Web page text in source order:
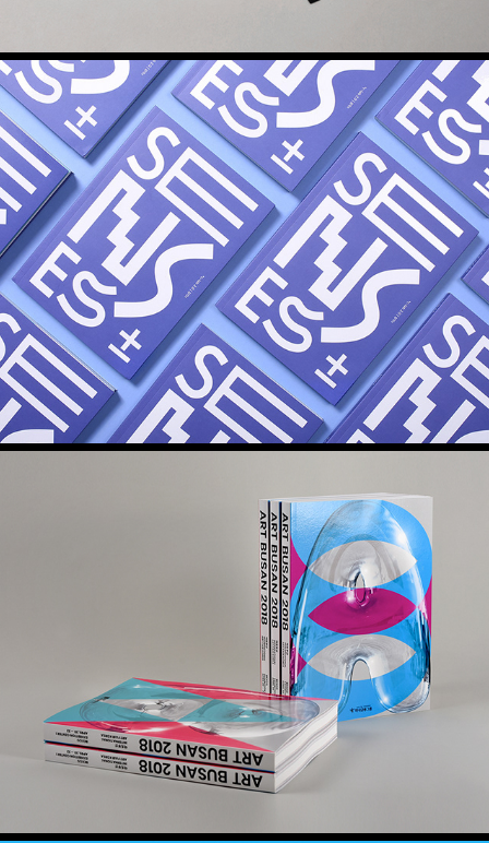
*C-lab 2.0 감각±
아트부산 2018 도록